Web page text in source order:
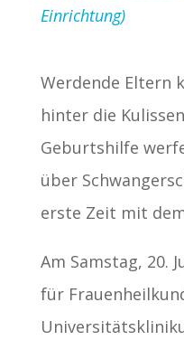
Einrichtung)
Werdende Eltern
hinter die
Geburtshilfe
über
erste Zeit mit
Am Samstag, 20.
für